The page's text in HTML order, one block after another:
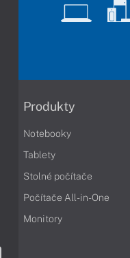
Produkty
Notebooky
Tablety
Stolné počítače
Počítače All-in-One
Monitory